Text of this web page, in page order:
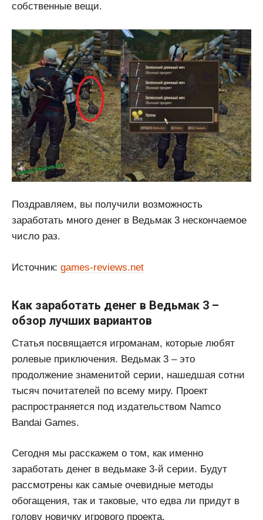
собственные вещи.
​Поздравляем, вы получили возможность
заработать много денег в Ведьмак 3 нескончаемое
число раз.
Источник: games-reviews.net
Как заработать денег в Ведьмак 3 –
обзор лучших вариантов
Статья посвящается игроманам, которые любят
ролевые приключения. Ведьмак 3 – это
продолжение знаменитой серии, нашедшая сотни
тысяч почитателей по всему миру. Проект
распространяется под издательством Namco
Bandai Games.
Сегодня мы расскажем о том, как именно
заработать денег в ведьмаке 3-й серии. Будут
рассмотрены как самые очевидные методы
обогащения, так и таковые, что едва ли придут в
голову новичку игрового проекта.